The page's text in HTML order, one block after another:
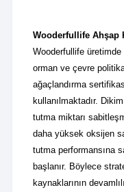
Wooderfullife Ahşap
Wooderfullife
orman ve çevre
ağaçlandırma
kullanılmaktadır.
tutma miktarı
daha yüksek oksijen
tutma performansına
başlanır. Böylece
kaynaklarının